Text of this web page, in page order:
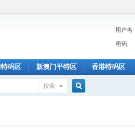
用户名
密码
码区 新澳门平特区 香港特码区
搜索